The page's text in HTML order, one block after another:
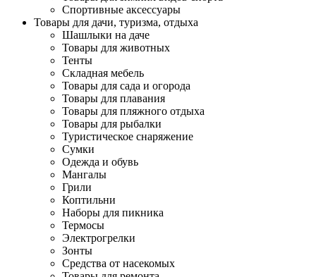
Спортивные аксессуары
Товары для дачи, туризма, отдыха
Шашлыки на даче
Товары для животных
Тенты
Складная мебель
Товары для сада и огорода
Товары для плавания
Товары для пляжного отдыха
Товары для рыбалки
Туристическое снаряжение
Сумки
Одежда и обувь
Мангалы
Грили
Коптильни
Наборы для пикника
Термосы
Электрогрелки
Зонты
Средства от насекомых